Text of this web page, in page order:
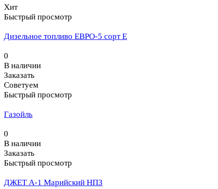
Хит
Быстрый просмотр
Дизельное топливо ЕВРО-5 сорт Е
0
В наличии
Заказать
Советуем
Быстрый просмотр
Газойль
0
В наличии
Заказать
Быстрый просмотр
ДЖЕТ А-1 Марийский НПЗ